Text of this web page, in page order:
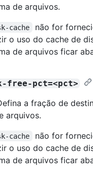
de arquivos.
cache
não for
o uso do cache de
de arquivos ficar
free-pct=<pct>
a fração de
arquivos.
cache
não for
o uso do cache de
de arquivos ficar